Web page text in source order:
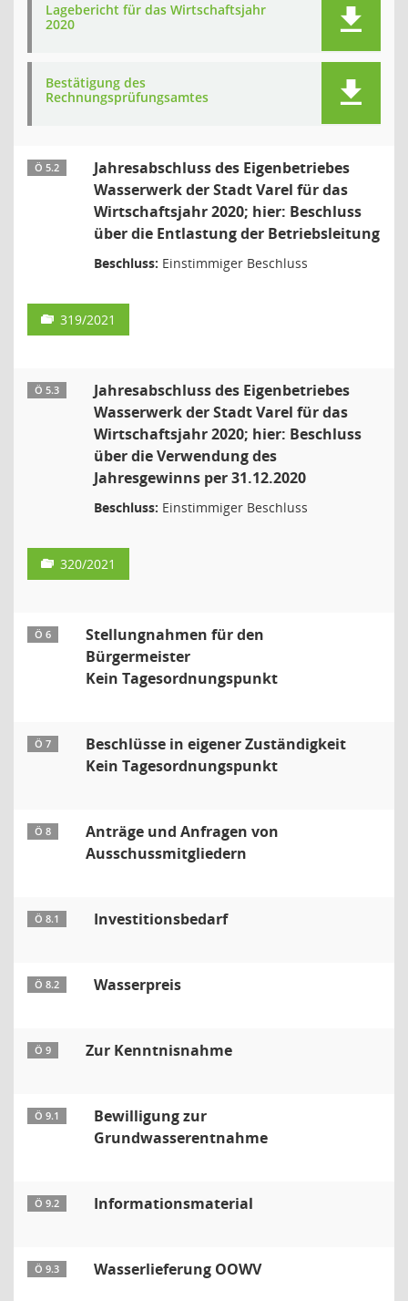
Lagebericht für das Wirtschaftsjahr
2020
Bestätigung des
Rechnungsprüfungsamtes
Ö 5.2
Jahresabschluss des Eigenbetriebes
Wasserwerk der Stadt Varel für das
Wirtschaftsjahr 2020; hier: Beschluss
über die Entlastung der Betriebsleitung
Beschluss: Einstimmiger Beschluss
319/2021
Ö 5.3
Jahresabschluss des Eigenbetriebes
Wasserwerk der Stadt Varel für das
Wirtschaftsjahr 2020; hier: Beschluss
über die Verwendung des
Jahresgewinns per 31.12.2020
Beschluss: Einstimmiger Beschluss
320/2021
Ö 6
Stellungnahmen für den
Bürgermeister
Kein Tagesordnungspunkt
Ö 7
Beschlüsse in eigener Zuständigkeit
Kein Tagesordnungspunkt
Ö 8
Anträge und Anfragen von
Ausschussmitgliedern
Ö 8.1 Investitionsbedarf
Ö 8.2 Wasserpreis
Ö 9 Zur Kenntnisnahme
Ö 9.1
Bewilligung zur
Grundwasserentnahme
Ö 9.2 Informationsmaterial
Ö 9.3 Wasserlieferung OOWV